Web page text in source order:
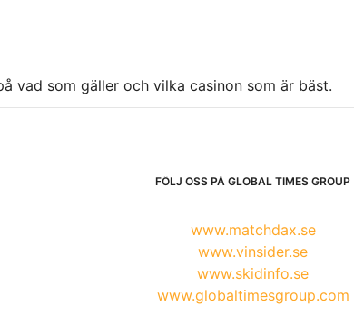
vad som gäller och vilka casinon som är bäst.
FÖLJ OSS PÅ GLOBAL TIMES GROUP
www.matchdax.se
www.vinsider.se
www.skidinfo.se
www.globaltimesgroup.com